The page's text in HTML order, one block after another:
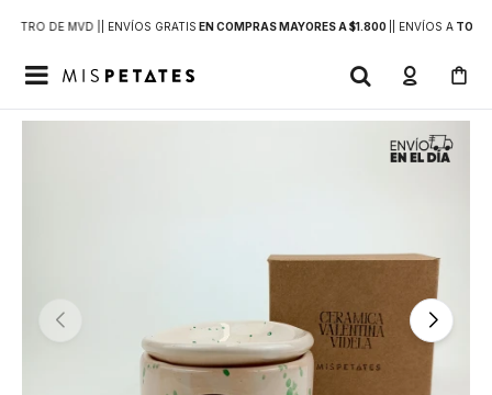
DE MVD | | ENVÍOS GRATIS EN COMPRAS MAYORES A $1.800 | ENVÍOS ATODO
